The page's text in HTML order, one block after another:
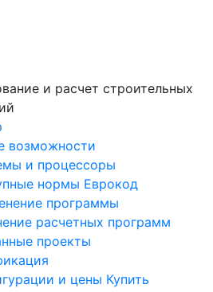
и расчет строительных
возможности
и процессоры
нормы Еврокод
программы
расчетных программ
проекты
и цены Купить